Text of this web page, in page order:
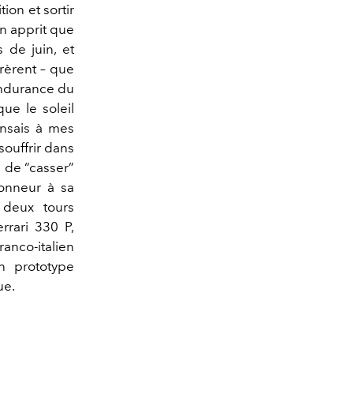
et sortir
apprit que
de juin, et
– que
du
le soleil
à mes
dans
“casser”
à sa
tours
330 P,
italien
prototype